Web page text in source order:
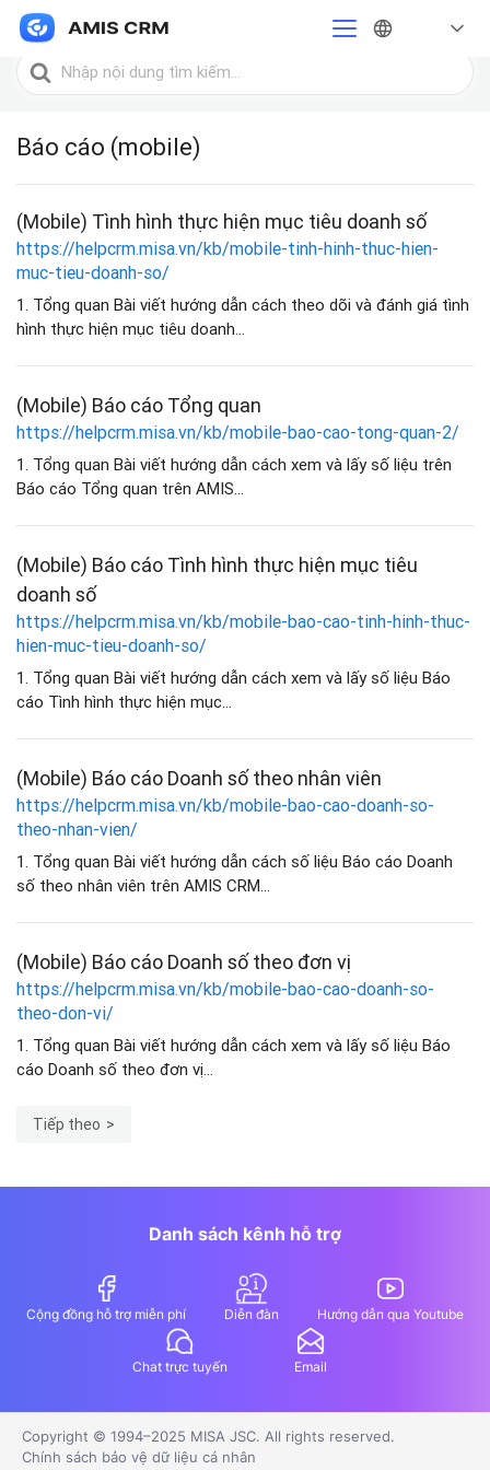
Trang chủ Báo cáo (mobile)
Tìm
kiếm
Báo cáo (mobile)
(Mobile) Tình hình thực hiện mục tiêu doanh số
https://helpcrm.misa.vn/kb/mobile-tinh-hinh-thuc-hien-
muc-tieu-doanh-so/
1. Tổng quan Bài viết hướng dẫn cách theo dõi và đánh giá tình
hình thực hiện mục tiêu doanh...
(Mobile) Báo cáo Tổng quan
https://helpcrm.misa.vn/kb/mobile-bao-cao-tong-quan-2/
1. Tổng quan Bài viết hướng dẫn cách xem và lấy số liệu trên
Báo cáo Tổng quan trên AMIS...
(Mobile) Báo cáo Tình hình thực hiện mục tiêu
doanh số
https://helpcrm.misa.vn/kb/mobile-bao-cao-tinh-hinh-thuc-
hien-muc-tieu-doanh-so/
1. Tổng quan Bài viết hướng dẫn cách xem và lấy số liệu Báo
cáo Tình hình thực hiện mục...
(Mobile) Báo cáo Doanh số theo nhân viên
https://helpcrm.misa.vn/kb/mobile-bao-cao-doanh-so-
theo-nhan-vien/
1. Tổng quan Bài viết hướng dẫn cách số liệu Báo cáo Doanh
số theo nhân viên trên AMIS CRM...
(Mobile) Báo cáo Doanh số theo đơn vị
https://helpcrm.misa.vn/kb/mobile-bao-cao-doanh-so-
theo-don-vi/
1. Tổng quan Bài viết hướng dẫn cách xem và lấy số liệu Báo
cáo Doanh số theo đơn vị...
Tiếp theo
Danh sách kênh hỗ trợ
Cộng đồng hỗ trợ miễn phí Diễn đàn Hướng dẫn qua Youtube
Chat trực tuyến Email
Copyright © 1994–2025 MISA JSC. All rights reserved.
Chính sách bảo vệ dữ liệu cá nhân